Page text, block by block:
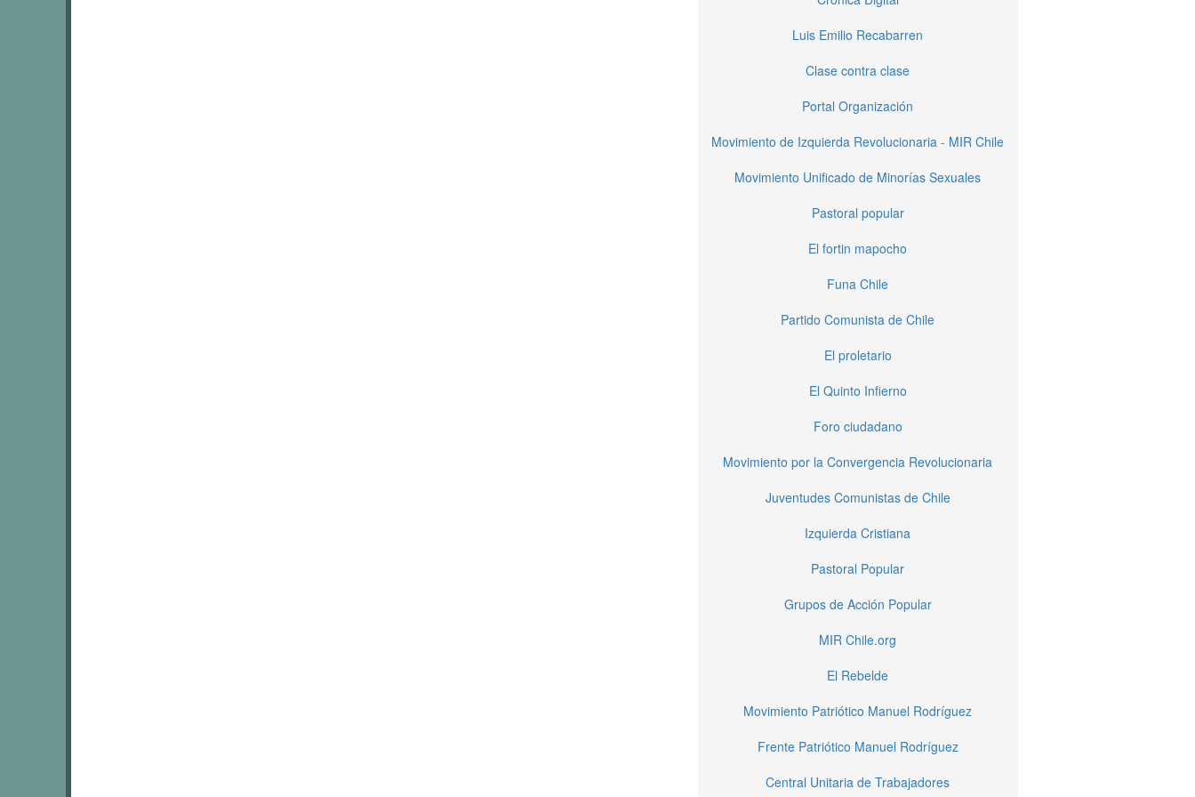
Luis Emilio Recabarren
Clase contra clase
Portal Organización
Movimiento de Izquierda Revolucionaria - MIR Chile
Movimiento Unificado de Minorías Sexuales
Pastoral popular
El fortin mapocho
Funa Chile
Partido Comunista de Chile
El proletario
El Quinto Infierno
Foro ciudadano
Movimiento por la Convergencia Revolucionaria
Juventudes Comunistas de Chile
Izquierda Cristiana
Pastoral Popular
Grupos de Acción Popular
MIR Chile.org
El Rebelde
Movimiento Patriótico Manuel Rodríguez
Frente Patriótico Manuel Rodríguez
Central Unitaria de Trabajadores